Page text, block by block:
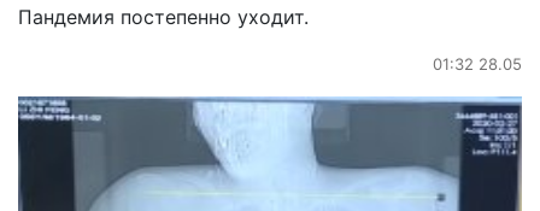
Пандемия постепенно уходит.
01:32 28.05